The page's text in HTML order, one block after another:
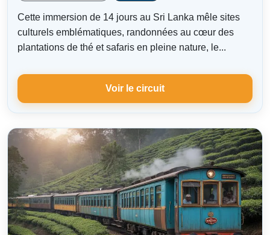
Cette immersion de 14 jours au Sri Lanka mêle sites
culturels emblématiques, randonnées au cœur des
plantations de thé et safaris en pleine nature, le...
Voir le circuit